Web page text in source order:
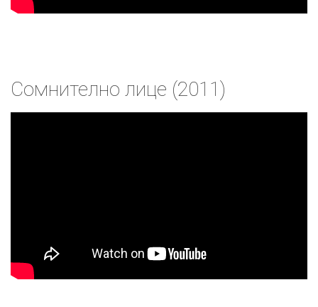
Сомнително лице (2011)